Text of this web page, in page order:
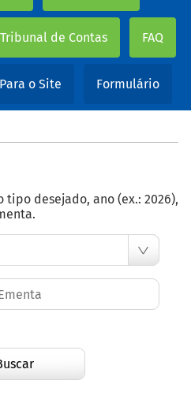
Tribunal de Contas FAQ
o Site Formulário
tipo desejado, ano (ex.: 2026),